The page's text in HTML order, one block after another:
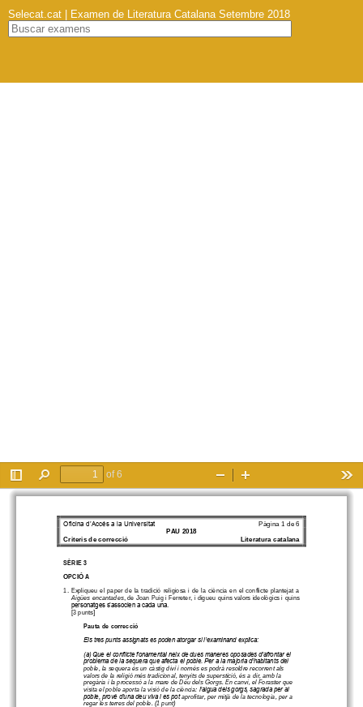
Selecat.cat | Examen de Literatura Catalana Setembre 2018